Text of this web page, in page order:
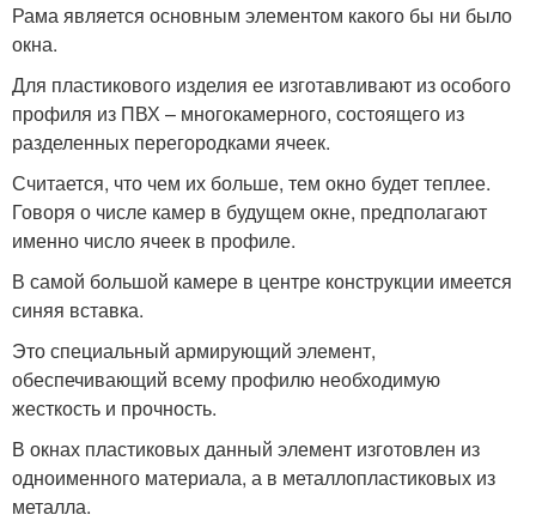
Рама является основным элементом какого бы ни было
окна.
Для пластикового изделия ее изготавливают из особого
профиля из ПВХ – многокамерного, состоящего из
разделенных перегородками ячеек.
Считается, что чем их больше, тем окно будет теплее.
Говоря о числе камер в будущем окне, предполагают
именно число ячеек в профиле.
В самой большой камере в центре конструкции имеется
синяя вставка.
Это специальный армирующий элемент,
обеспечивающий всему профилю необходимую
жесткость и прочность.
В окнах пластиковых данный элемент изготовлен из
одноименного материала, а в металлопластиковых из
металла.